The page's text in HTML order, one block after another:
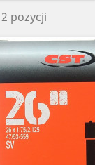
pozycji